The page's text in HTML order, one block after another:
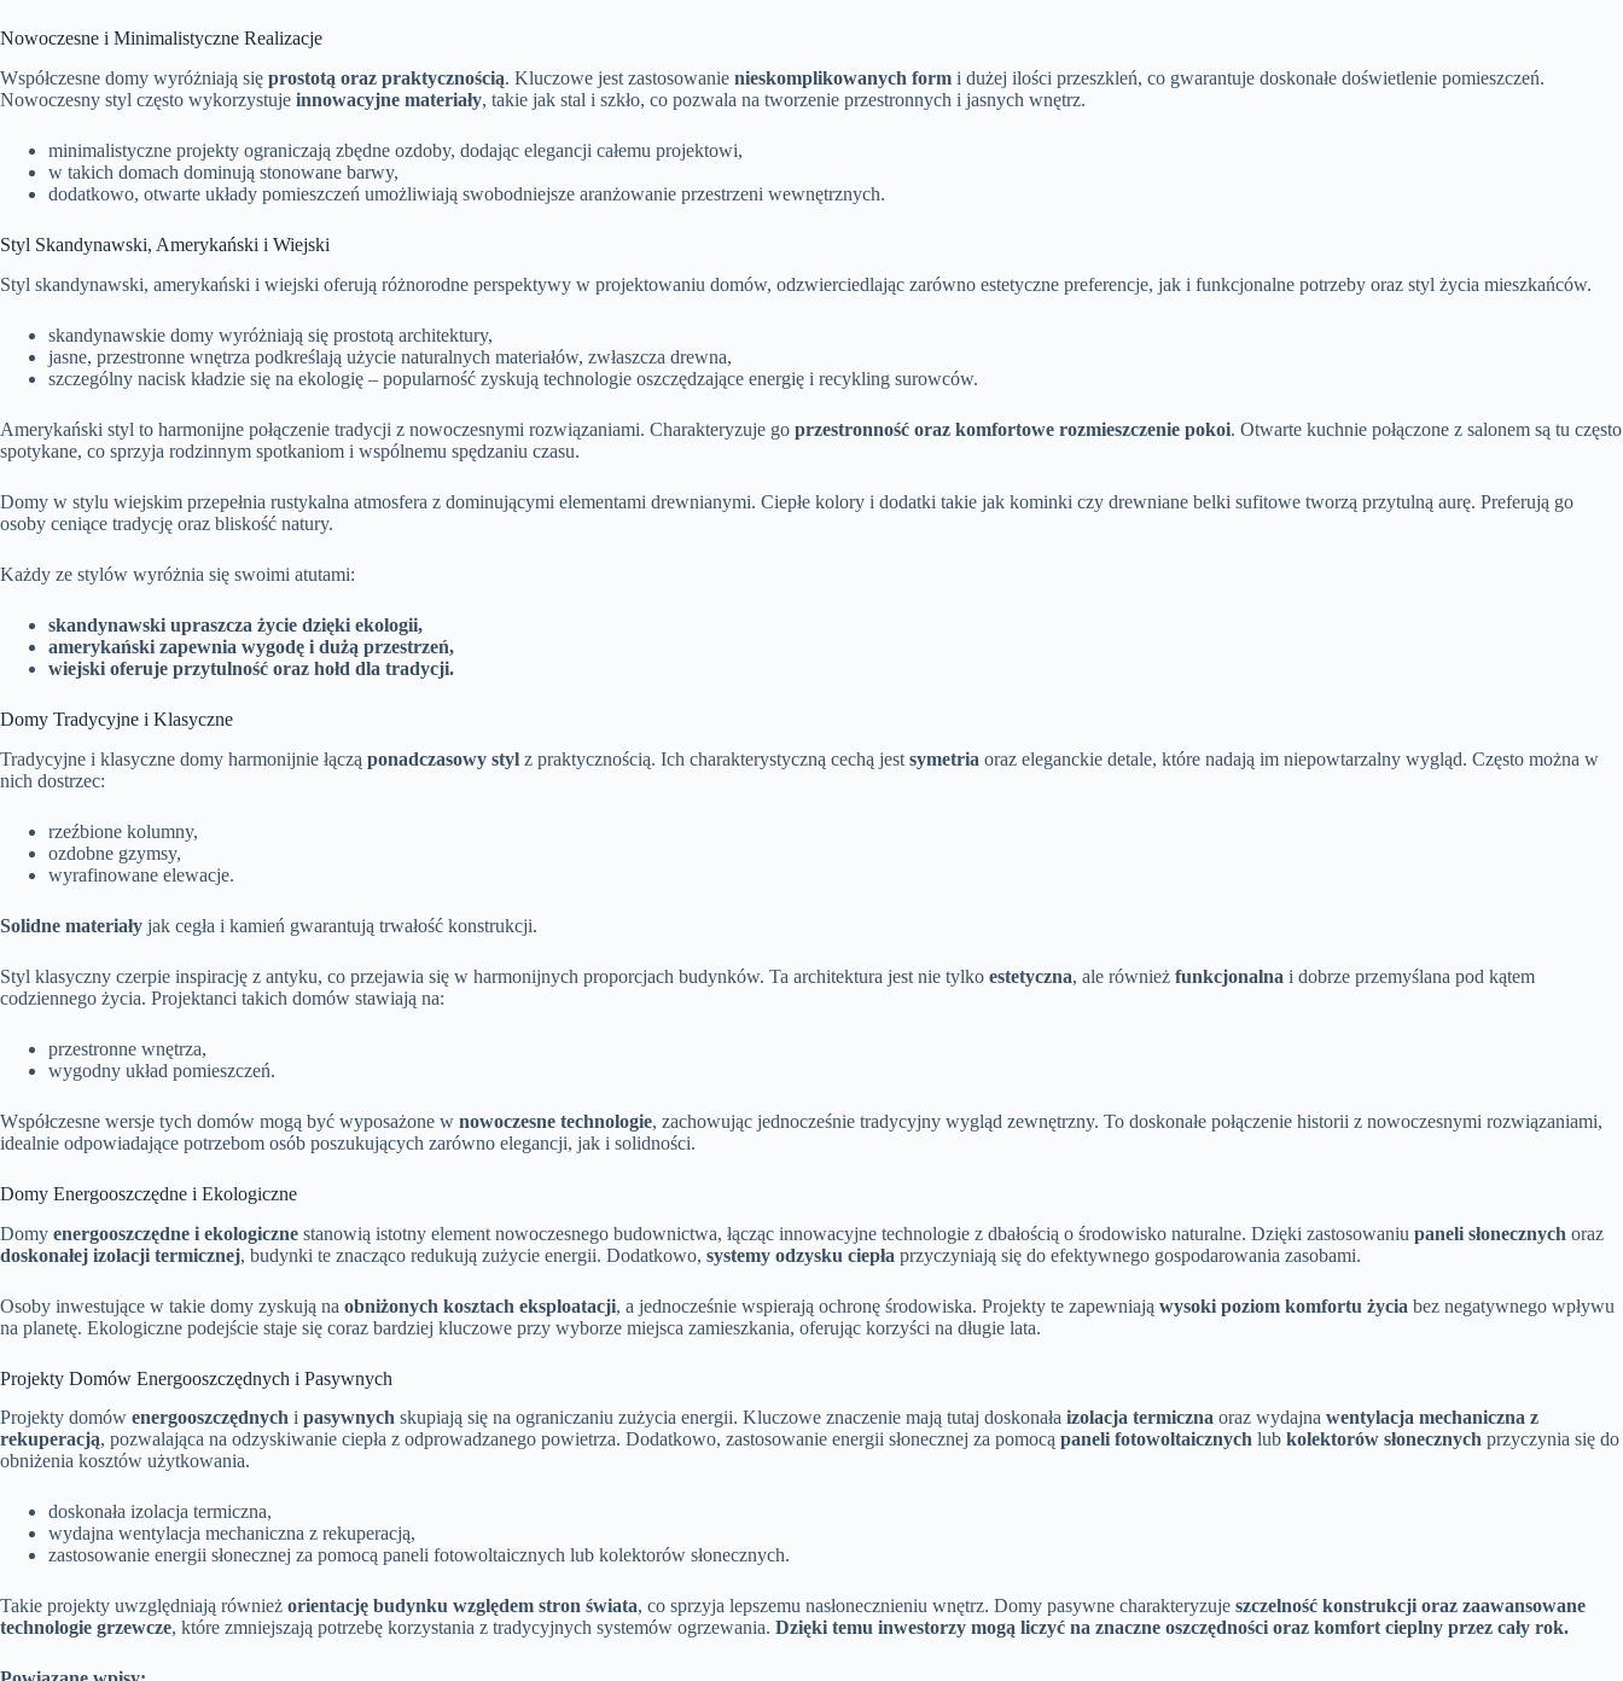
Nowoczesne i Minimalistyczne Realizacje
Współczesne domy wyróżniają się prostotą oraz praktycznością. Kluczowe jest zastosowanie nieskomplikowanych form i dużej ilości przeszkleń, co gwarantuje doskonałe doświetlenie pomieszczeń.
Nowoczesny styl często wykorzystuje innowacyjne materiały, takie jak stal i szkło, co pozwala na tworzenie przestronnych i jasnych wnętrz.
minimalistyczne projekty ograniczają zbędne ozdoby, dodając elegancji całemu projektowi,
w takich domach dominują stonowane barwy,
dodatkowo, otwarte układy pomieszczeń umożliwiają swobodniejsze aranżowanie przestrzeni wewnętrznych.
Styl Skandynawski, Amerykański i Wiejski
Styl skandynawski, amerykański i wiejski oferują różnorodne perspektywy w projektowaniu domów, odzwierciedlając zarówno estetyczne preferencje, jak i funkcjonalne potrzeby oraz styl życia mieszkańców.
skandynawskie domy wyróżniają się prostotą architektury,
jasne, przestronne wnętrza podkreślają użycie naturalnych materiałów, zwłaszcza drewna,
szczególny nacisk kładzie się na ekologię – popularność zyskują technologie oszczędzające energię i recykling surowców.
Amerykański styl to harmonijne połączenie tradycji z nowoczesnymi rozwiązaniami. Charakteryzuje go przestronność oraz komfortowe rozmieszczenie pokoi. Otwarte kuchnie połączone z salonem są tu często
spotykane, co sprzyja rodzinnym spotkaniom i wspólnemu spędzaniu czasu.
Domy w stylu wiejskim przepełnia rustykalna atmosfera z dominującymi elementami drewnianymi. Ciepłe kolory i dodatki takie jak kominki czy drewniane belki sufitowe tworzą przytulną aurę. Preferują go
osoby ceniące tradycję oraz bliskość natury.
Każdy ze stylów wyróżnia się swoimi atutami:
skandynawski upraszcza życie dzięki ekologii,
amerykański zapewnia wygodę i dużą przestrzeń,
wiejski oferuje przytulność oraz hołd dla tradycji.
Domy Tradycyjne i Klasyczne
Tradycyjne i klasyczne domy harmonijnie łączą ponadczasowy styl z praktycznością. Ich charakterystyczną cechą jest symetria oraz eleganckie detale, które nadają im niepowtarzalny wygląd. Często można w
nich dostrzec:
rzeźbione kolumny,
ozdobne gzymsy,
wyrafinowane elewacje.
Solidne materiały jak cegła i kamień gwarantują trwałość konstrukcji.
Styl klasyczny czerpie inspirację z antyku, co przejawia się w harmonijnych proporcjach budynków. Ta architektura jest nie tylko estetyczna, ale również funkcjonalna i dobrze przemyślana pod kątem
codziennego życia. Projektanci takich domów stawiają na:
przestronne wnętrza,
wygodny układ pomieszczeń.
Współczesne wersje tych domów mogą być wyposażone w nowoczesne technologie, zachowując jednocześnie tradycyjny wygląd zewnętrzny. To doskonałe połączenie historii z nowoczesnymi rozwiązaniami,
idealnie odpowiadające potrzebom osób poszukujących zarówno elegancji, jak i solidności.
Domy Energooszczędne i Ekologiczne
Domy energooszczędne i ekologiczne stanowią istotny element nowoczesnego budownictwa, łącząc innowacyjne technologie z dbałością o środowisko naturalne. Dzięki zastosowaniu paneli słonecznych oraz
doskonałej izolacji termicznej, budynki te znacząco redukują zużycie energii. Dodatkowo, systemy odzysku ciepła przyczyniają się do efektywnego gospodarowania zasobami.
Osoby inwestujące w takie domy zyskują na obniżonych kosztach eksploatacji, a jednocześnie wspierają ochronę środowiska. Projekty te zapewniają wysoki poziom komfortu życia bez negatywnego wpływu
na planetę. Ekologiczne podejście staje się coraz bardziej kluczowe przy wyborze miejsca zamieszkania, oferując korzyści na długie lata.
Projekty Domów Energooszczędnych i Pasywnych
Projekty domów energooszczędnych i pasywnych skupiają się na ograniczaniu zużycia energii. Kluczowe znaczenie mają tutaj doskonała izolacja termiczna oraz wydajna wentylacja mechaniczna z
rekuperacją, pozwalająca na odzyskiwanie ciepła z odprowadzanego powietrza. Dodatkowo, zastosowanie energii słonecznej za pomocą paneli fotowoltaicznych lub kolektorów słonecznych przyczynia się do
obniżenia kosztów użytkowania.
doskonała izolacja termiczna,
wydajna wentylacja mechaniczna z rekuperacją,
zastosowanie energii słonecznej za pomocą paneli fotowoltaicznych lub kolektorów słonecznych.
Takie projekty uwzględniają również orientację budynku względem stron świata, co sprzyja lepszemu nasłonecznieniu wnętrz. Domy pasywne charakteryzuje szczelność konstrukcji oraz zaawansowane
technologie grzewcze, które zmniejszają potrzebę korzystania z tradycyjnych systemów ogrzewania. Dzięki temu inwestorzy mogą liczyć na znaczne oszczędności oraz komfort cieplny przez cały rok.